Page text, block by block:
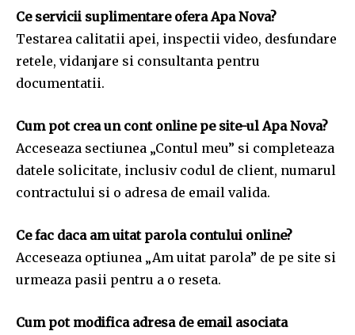
Ce servicii suplimentare ofera Apa Nova?
Testarea calitatii apei, inspectii video, desfundare
retele, vidanjare si consultanta pentru
documentatii.
Cum pot crea un cont online pe site-ul Apa Nova?
Acceseaza sectiunea „Contul meu” si completeaza
datele solicitate, inclusiv codul de client, numarul
contractului si o adresa de email valida.
Ce fac daca am uitat parola contului online?
Acceseaza optiunea „Am uitat parola” de pe site si
urmeaza pasii pentru a o reseta.
Cum pot modifica adresa de email asociata